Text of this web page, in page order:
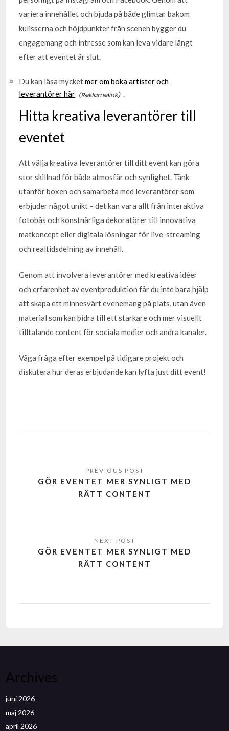
variera innehållet och bjuda på både glimtar bakom
kulisserna och höjdpunkter från scenen bygger du
engagemang och intresse som kan leva vidare långt
efter att eventet är slut.
Du kan läsa mycketmer om boka artister och
leverantörer här
.
Hitta kreativa leverantörer till
eventet
Att välja kreativa leverantörer till ditt event kan göra
stor skillnad för både atmosfär och synlighet. Tänk
utanför boxen och samarbeta med leverantörer som
erbjuder något unikt – det kan vara allt från interaktiva
fotobås och konstnärliga dekoratörer till innovativa
matkoncept eller digitala lösningar för live-streaming
och realtidsdelning av innehåll.
Genom att involvera leverantörer med kreativa idéer
och erfarenhet av eventproduktion får du inte bara hjälp
att skapa ett minnesvärt evenemang på plats, utan även
material som kan bidra till ett starkare och mer visuellt
tilltalande content för sociala medier och andra kanaler.
Våga fråga efter exempel på tidigare projekt och
diskutera hur deras erbjudande kan lyfta just ditt event!
GÖR EVENTET MER SYNLIGT MED
RÄTT CONTENT
GÖR EVENTET MER SYNLIGT MED
RÄTT CONTENT
Archives
juni 2026
maj 2026
april 2026